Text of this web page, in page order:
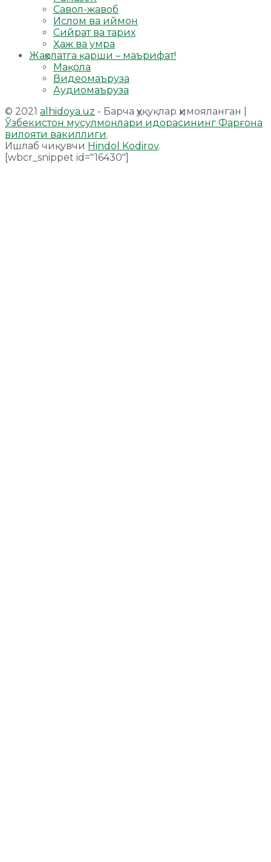
Савол-жавоб
Ислом ва иймон
Сийрат ва тарих
Ҳаж ва умра
Жаҳолатга қарши – маърифат!
Мақола
Видеомаъруза
Аудиомаъруза
© 2021 alhidoya.uz - Барча ҳуқуқлар ҳимояланган |
Ўзбекистон мусулмонлари идорасининг Фарғона
вилояти вакиллиги.
Ишлаб чиқувчи Hindol Kodirov.
[wbcr_snippet id="16430"]